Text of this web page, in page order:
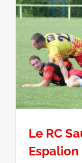
Le RC
Espalion